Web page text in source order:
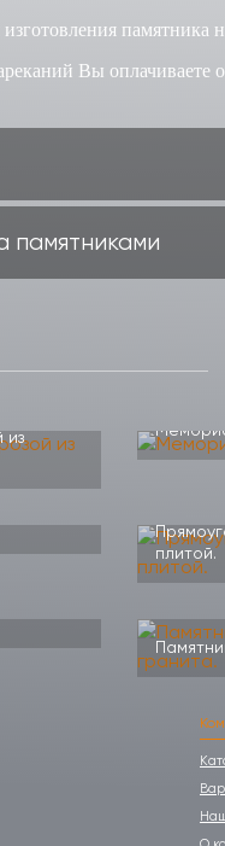
памятника
Вы оплачиваете
памятниками
из
плитой.